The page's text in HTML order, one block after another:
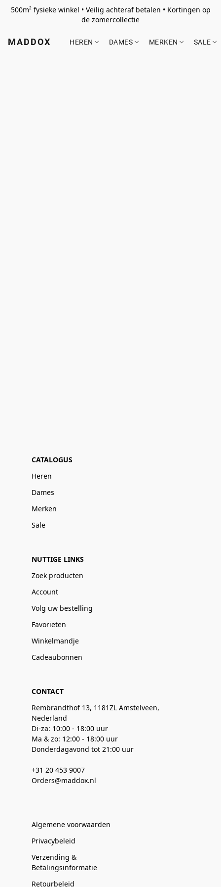
500m² fysieke winkel • Veilig achteraf betalen • Kortingen op
de zomercollectie
MADDOX HEREN DAMES MERKEN SALE
CATALOGUS
Heren
Dames
Merken
Sale
NUTTIGE LINKS
Zoek producten
Account
Volg uw bestelling
Favorieten
Winkelmandje
Cadeaubonnen
CONTACT
Rembrandthof 13, 1181ZL Amstelveen,
Nederland
Di-za: 10:00 - 18:00 uur
Ma & zo: 12:00 - 18:00 uur
Donderdagavond tot 21:00 uur
+31 20 453 9007
Orders@maddox.nl
Algemene voorwaarden
Privacybeleid
Verzending &
Betalingsinformatie
Retourbeleid